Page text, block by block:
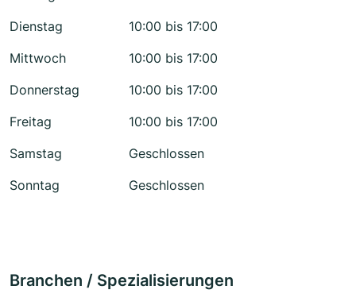
Dienstag
10:00 bis 17:00
Mittwoch
10:00 bis 17:00
Donnerstag
10:00 bis 17:00
Freitag
10:00 bis 17:00
Samstag
Geschlossen
Sonntag
Geschlossen
Branchen / Spezialisierungen